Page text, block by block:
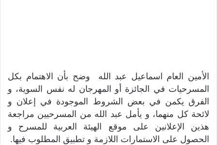
الأمين العام اسماعيل عبد الله وضح بأن الاهتمام بكل
المسرحيات في الجائزة أو المهرجان له نفس السوية، و
الفرق يكمن في بعض الشروط الموجودة في إعلان و
لائحة كل منهما، و يأمل عبد الله من المسرحيين مراجعة
هذين الإعلانين على موقع الهيئة العربية للمسرح و
الحصول على الاستمارات اللازمة و تطبيق المطلوب فيها.